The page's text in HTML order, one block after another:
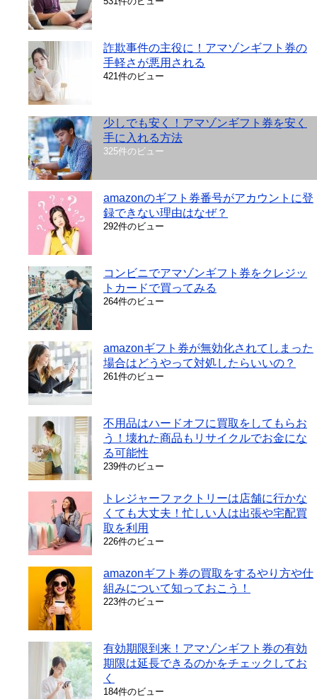
詐欺事件の主役に！アマゾンギフト券の
手軽さが悪用される
421件のビュー
少しでも安く！アマゾンギフト券を安く
手に入れる方法
325件のビュー
amazonのギフト券番号がアカウントに登
録できない理由はなぜ？
292件のビュー
コンビニでアマゾンギフト券をクレジッ
トカードで買ってみる
264件のビュー
amazonギフト券が無効化されてしまった
場合はどうやって対処したらいいの？
261件のビュー
不用品はハードオフに買取をしてもらお
う！壊れた商品もリサイクルでお金にな
る可能性
239件のビュー
トレジャーファクトリーは店舗に行かな
くても大丈夫！忙しい人は出張や宅配買
取を利用
226件のビュー
amazonギフト券の買取をするやり方や仕
組みについて知っておこう！
223件のビュー
有効期限到来！アマゾンギフト券の有効
期限は延長できるのかをチェックしてお
く
184件のビュー